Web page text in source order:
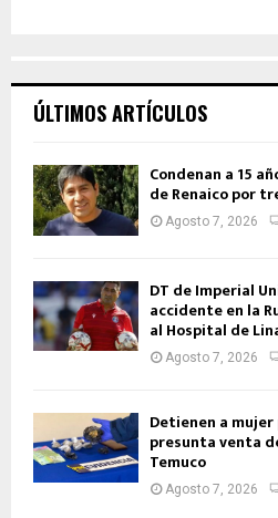
ÚLTIMOS ARTÍCULOS
Condenan a 15
de Renaico por
Agosto 7, 2026
DT de Imperial
accidente en la
al Hospital de
Agosto 7, 2026
Detienen a
presunta venta
Temuco
Agosto 7, 2026